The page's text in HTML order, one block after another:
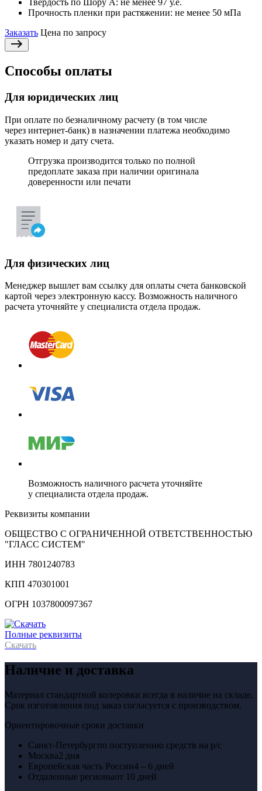
Твердость по Шору А: не менее 97 у.е.
Прочность пленки при растяжении: не менее 50 мПа
Заказать Цена по запросу
Способы оплаты
Для юридических лиц
При оплате по безналичному расчету (в том числе
через интернет-банк) в назначении платежа необходимо
указать номер и дату счета.
Отгрузка производится только по полной
предоплате заказа при наличии оригинала
доверенности или печати
Для физических лиц
Менеджер вышлет вам ссылку для оплаты счета банковской
картой через электронную кассу. Возможность наличного
расчета уточняйте у специалиста отдела продаж.
Возможность наличного расчета уточняйте
у специалиста отдела продаж.
Реквизиты компании
ОБЩЕСТВО С ОГРАНИЧЕННОЙ ОТВЕТСТВЕННОСТЬЮ
"ГЛАСС СИСТЕМ"
ИНН 7801240783
КПП 470301001
ОГРН 1037800097367
Полные реквизиты
Скачать
Наличие и доставка
Материал стандартной колеровки всегда в наличие на складе.
Срок изготовления под заказ согласуется с производством.
Ориентировочные сроки доставки
Санкт-Петербургпо поступлению средств на р/с
Москва2 дня
Европейская часть России4 – 6 дней
Отдаленные регионыот 10 дней